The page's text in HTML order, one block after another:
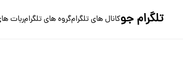
تلگرام جوکانال های تلگرامگروه های تلگرامربات